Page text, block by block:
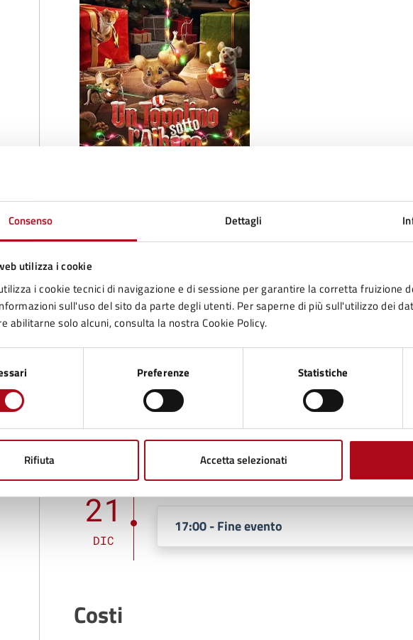
Consenso Dettagli
utilizza i cookie
i cookie tecnici di navigazione e di sessione per garantire la corretta fruizione
sull'uso del sito da parte degli utenti. Per saperne di più sull'utilizzo dei
abilitarne solo alcuni, consulta la nostra Cookie Policy.
Preferenze Statistiche
Rifiuta Accetta selezionati
Luogo
Viale Giacomo Matteotti, 2, 47025 Mercato Saraceno
Date e orari
21 15:30 - Inizio evento
21
DIC
17:00 - Fine evento
Costi